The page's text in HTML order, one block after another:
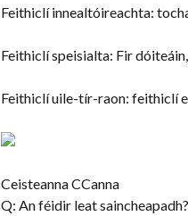
Feithiclí innealtóireachta:
Feithiclí speisialta: Fir
Feithiclí uile-tír-raon: feithiclí
Ceisteanna CCanna
Q: An féidir leat saincheapadh?